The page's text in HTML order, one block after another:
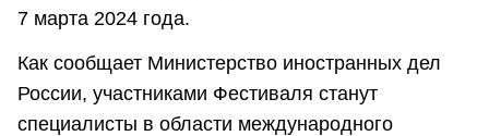
7 марта 2024 года.
Как сообщает Министерство иностранных дел
России, участниками Фестиваля станут
специалисты в области международного